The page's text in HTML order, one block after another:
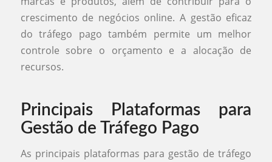
crescimento de negócios online. A gestão eficaz
do tráfego pago também permite um melhor
controle sobre o orçamento e a alocação de
recursos.
Principais Plataformas para
Gestão de Tráfego Pago
As principais plataformas para gestão de tráfego